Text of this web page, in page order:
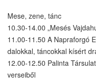
Mese, zene, tánc
10.30-14.00 „Mesés
11.00-11.50 A Napraforgó
dalokkal, táncokkal kísért
12.00-12.50 Palinta
verseiből